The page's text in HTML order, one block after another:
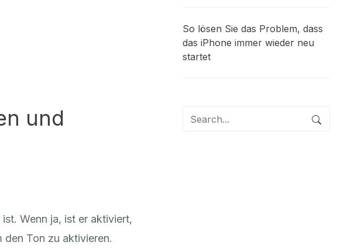
und
Wenn ja, ist er aktiviert,
den Ton zu aktivieren.
So lösen Sie das Problem, dass
das iPhone immer wieder neu
startet